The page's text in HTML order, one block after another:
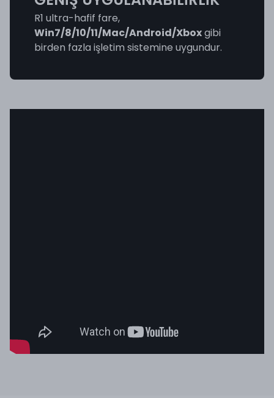
R1 ultra-hafif fare,
Win7/8/10/11/Mac/Android/Xboxgibi
birden fazla işletim sistemine uygundur.